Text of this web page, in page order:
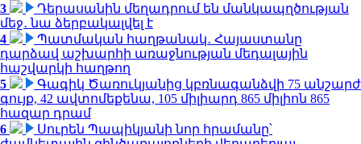
3
Դերասանին մեղադրում են մանկապղծության
մեջ․ նա ձերբակալվել է
4
Պատմական հաղթանակ․ Հայաստանը
դարձավ աշխարհի առաջնության մեդալային
հաշվարկի հաղթող
5
Գագիկ Ծառուկյանից կբռնագանձվի 75 անշարժ
գույք, 42 ավտոմեքենա, 105 միլիարդ 865 միլիոն 865
հազար դրամ
6
Սուրեն Պապիկյանի նոր հրամանը՝